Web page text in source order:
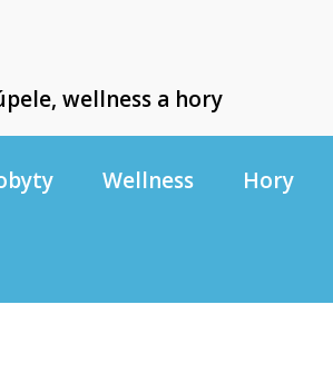
wellness a hory
Wellness Hory